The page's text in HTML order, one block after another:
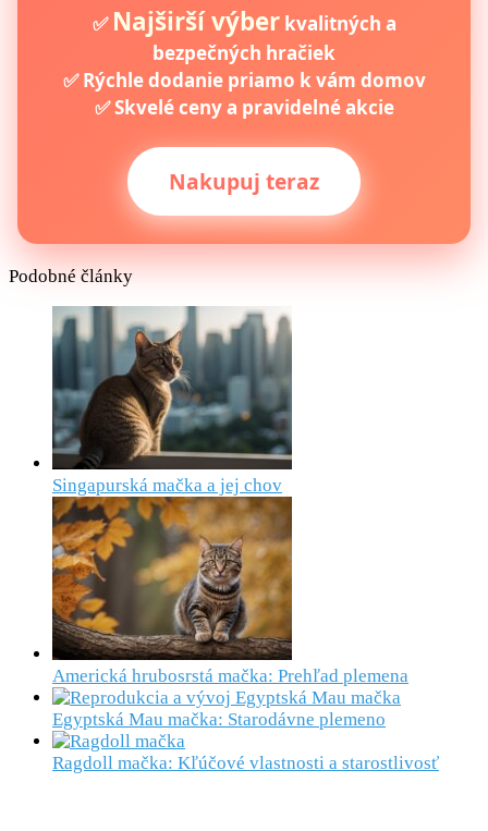
✅ Najširší výberkvalitných a
bezpečných hračiek
✅ Rýchle dodanie priamo k vám domov
✅ Skvelé ceny a pravidelné akcie
Nakupuj teraz
Podobné články
Singapurská mačka a jej chov
Americká hrubosrstá mačka: Prehľad plemena
Egyptská Mau mačka: Starodávne plemeno
Ragdoll mačka: Kľúčové vlastnosti a starostlivosť